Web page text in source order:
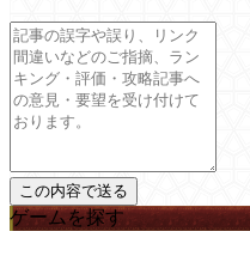
ゲームを探す